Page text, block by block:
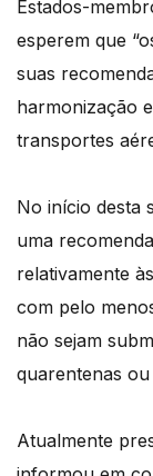
Estados-
esperem que
suas
harmonização
transportes
No início desta
uma
relativamente
com pelo
não sejam
quarentenas ou
Atualmente